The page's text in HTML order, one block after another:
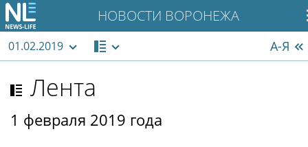
НОВОСТИ ВОРОНЕЖА
01.02.2019 А-Я
Лента
1 февраля 2019 года